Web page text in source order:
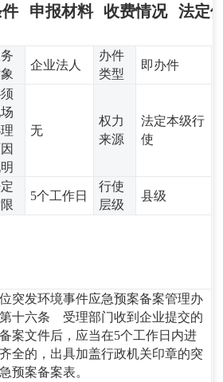
申报材料 收费情况 法定
企业法人
办件
类型
即办件
无
权力
来源
法定本级行
使
5个工作日
行使
层级
县级
位突发环境事件应急预案备案管理办
十六条 受理部门收到企业提交的
案文件后，应当在5个工作日内进
全的，出具加盖行政机关印章的突
预案备案表。